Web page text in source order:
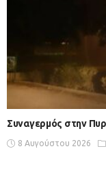
Συναγερμός στην
8 Αυγούστου 2026